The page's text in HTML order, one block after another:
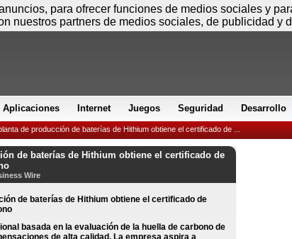
Aplicaciones Internet Juegos Seguridad Desarrollo
de producción de baterías de Hithium obtiene el certificado de ...
de baterías de Hithium obtiene el certificado de
Wire
basada en la evaluación de la huella de carbono de
de alta calidad. La empresa aspira a
Sábado
para ofrecer funciones de medios sociales y
nuestros partners de medios sociales, de publicidad y